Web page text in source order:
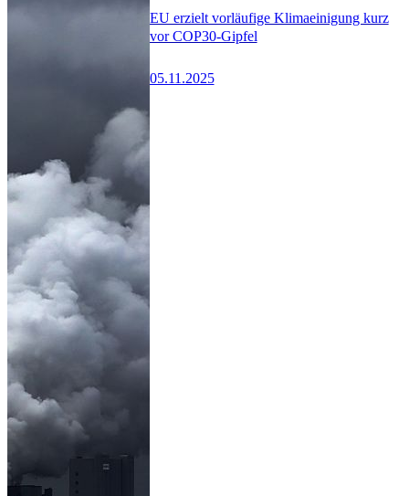
EU erzielt vorläufige Klimaeinigung kurz
vor COP30-Gipfel
05.11.2025